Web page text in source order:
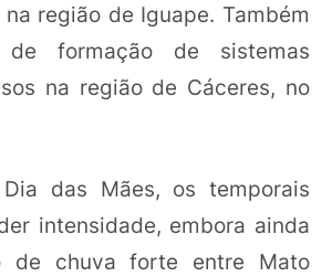
região de Iguape. Também
formação de sistemas
na região de Cáceres, no
das Mães, os temporais
intensidade, embora ainda
de chuva forte entre Mato